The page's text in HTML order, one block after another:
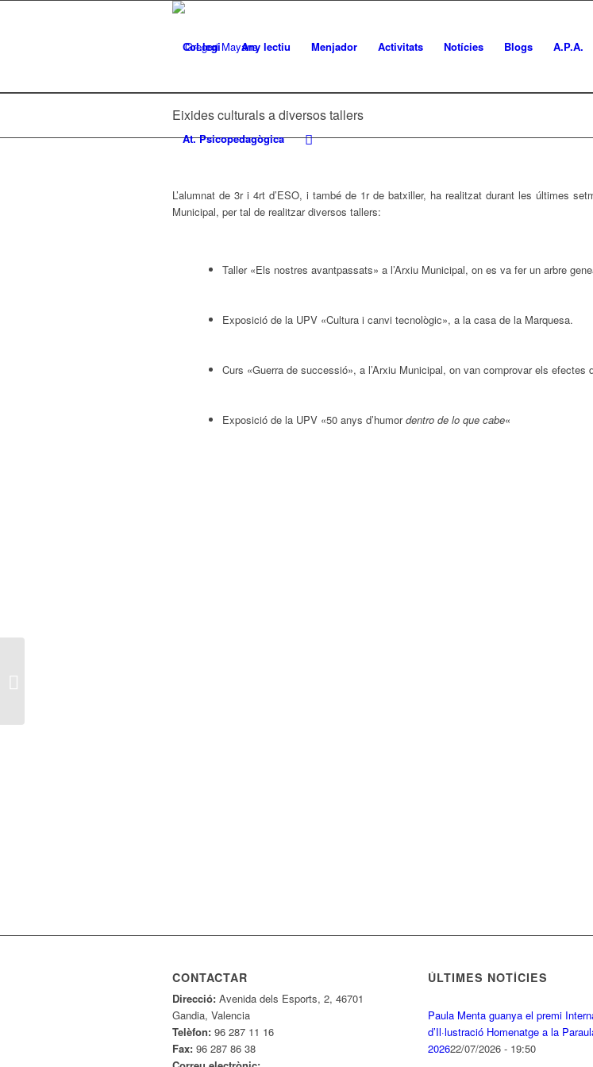
Col.legi Any lectiu Menjador Activitats Notícies Blogs A.P.A.
At. Psicopedagògica
Eixides culturals a diversos tallers
L’alumnat de 3r i 4rt d’ESO, i també de 1r de batxiller, ha realitzat durant les últimes
Municipal, per tal de realitzar diversos tallers:
Taller «Els nostres avantpassats» a l’Arxiu Municipal, on es va fer un arbre
Exposició de la UPV «Cultura i canvi tecnològic», a la casa de la Marquesa.
Curs «Guerra de successió», a l’Arxiu Municipal, on van comprovar els efectes
Exposició de la UPV «50 anys d’humordentro de lo que cabe«
CONTACTAR
Direcció: Avenida dels Esports, 2, 46701
Gandia, Valencia
Telèfon: 96 287 11 16
Fax: 96 287 86 38
ÚLTIMES NOTÍCIES
Paula Menta guanya el premi
d’Il·lustració Homenatge a la
202622/07/2026 - 19:50